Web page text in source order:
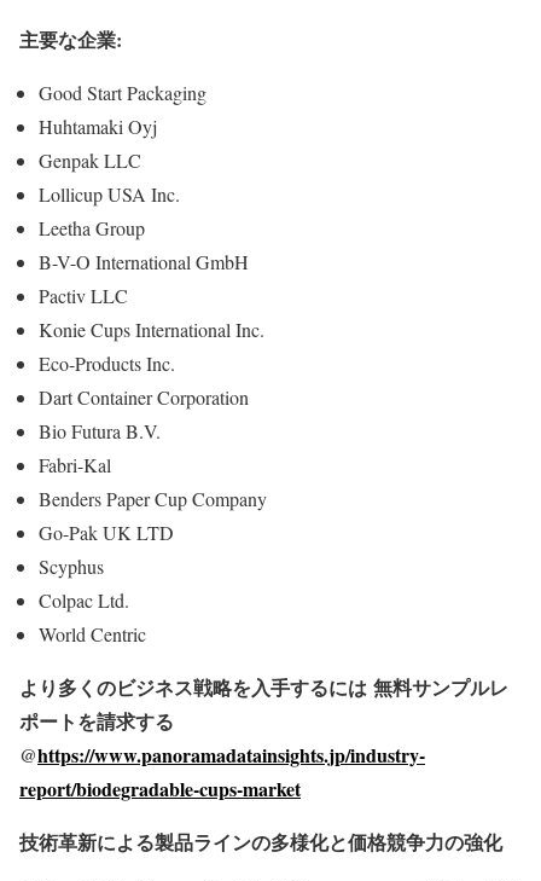
主要な企業:
Good Start Packaging
Huhtamaki Oyj
Genpak LLC
Lollicup USA Inc.
Leetha Group
B-V-O International GmbH
Pactiv LLC
Konie Cups International Inc.
Eco-Products Inc.
Dart Container Corporation
Bio Futura B.V.
Fabri-Kal
Benders Paper Cup Company
Go-Pak UK LTD
Scyphus
Colpac Ltd.
World Centric
より多くのビジネス戦略を入手するには 無料サンプルレ
ポートを請求する
@https://www.panoramadatainsights.jp/industry-
report/biodegradable-cups-market
技術革新による製品ラインの多様化と価格競争力の強化